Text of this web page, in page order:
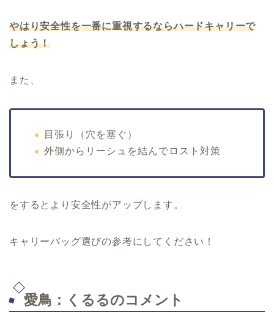
やはり安全性を一番に重視するならハードキャリーで
しょう！
また、
目張り（穴を塞ぐ）
外側からリーシュを結んでロスト対策
をするとより安全性がアップします。
キャリーバッグ選びの参考にしてください！
愛鳥：くるるのコメント